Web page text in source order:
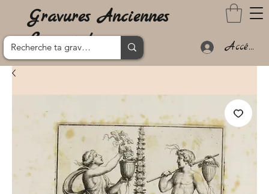
Gravures Anciennes
Lanzarote
Accéder